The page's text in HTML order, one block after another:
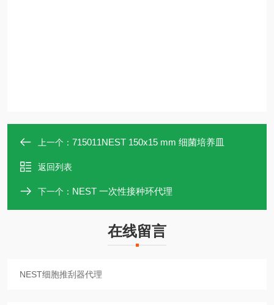
上一个： 715011NEST 150x15 mm 细菌培养皿
返回列表
下一个： NEST 一次性接种环代理
在线留言